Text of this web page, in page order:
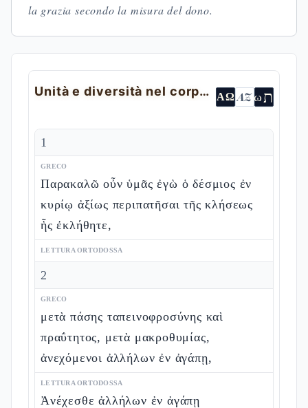
la grazia secondo la misura del dono.
Unità e diversità nel corpo di Cristo ΑΩ AZωת
1
GRECO
Παρακαλῶ οὖν ὑμᾶς ἐγὼ ὁ δέσμιος ἐν
κυρίῳ ἀξίως περιπατῆσαι τῆς κλήσεως
ἧς ἐκλήθητε,
LETTURA ORTODOSSA
2
GRECO
μετὰ πάσης ταπεινοφροσύνης καὶ
πραΰτητος, μετὰ μακροθυμίας,
ἀνεχόμενοι ἀλλήλων ἐν ἀγάπῃ,
LETTURA ORTODOSSA
Ἀνέχεσθε ἀλλήλων ἐν ἀγάπῃ